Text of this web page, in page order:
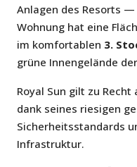
Anlagen des Resorts —
Wohnung hat eine
im komfortablen 3.
grüne Innengelände
Royal Sun gilt zu
dank seines riesigen
Sicherheitsstandards
Infrastruktur.